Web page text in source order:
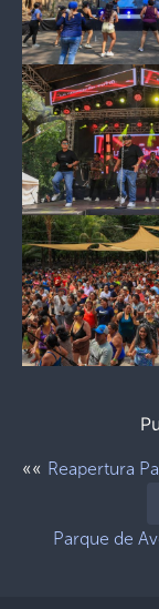
«« Reapertura
Parque de